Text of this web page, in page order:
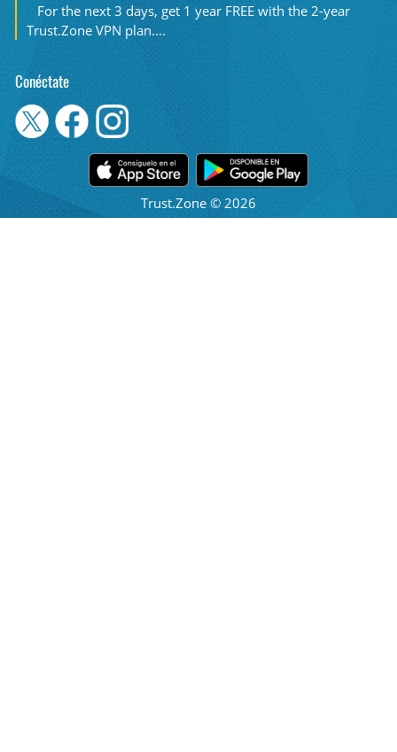
For the next 3 days, get 1 year FREE with the 2-year
Trust.Zone VPN plan....
Conéctate
Trust.Zone © 2026